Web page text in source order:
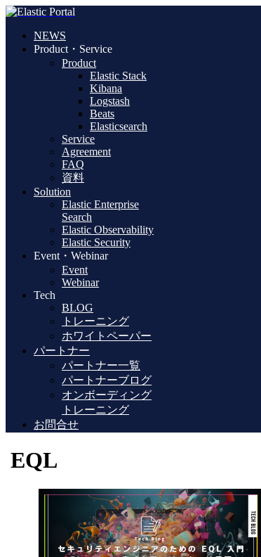
NEWS
Product・Service
Product
Elastic Stack
Kibana
Logstash
Beats
Elasticsearch
Service
Agreement
FAQ
資料
Solution
Elastic Enterprise
Search
Elastic Observability
Elastic Security
Event・Webinar
Event
Webinar
Tech
BLOG
トレーニング
ホワイトペーパー
パートナー
パートナー一覧
パートナーブログ
オンボーディング
トレーニング
お問合せ
EQL